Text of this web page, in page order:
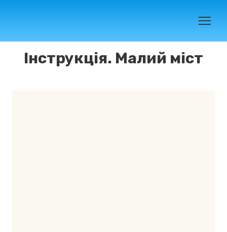
Інструкція. Малий міст